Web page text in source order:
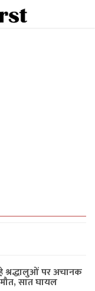
श्रद्धालुओं पर अचानक
सात घायल